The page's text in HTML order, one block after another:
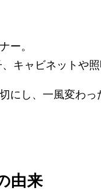
ー。
キャビネットや
にし、一風変わ
由来